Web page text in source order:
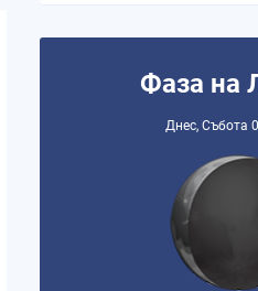
Фаза на
Днес, Събота